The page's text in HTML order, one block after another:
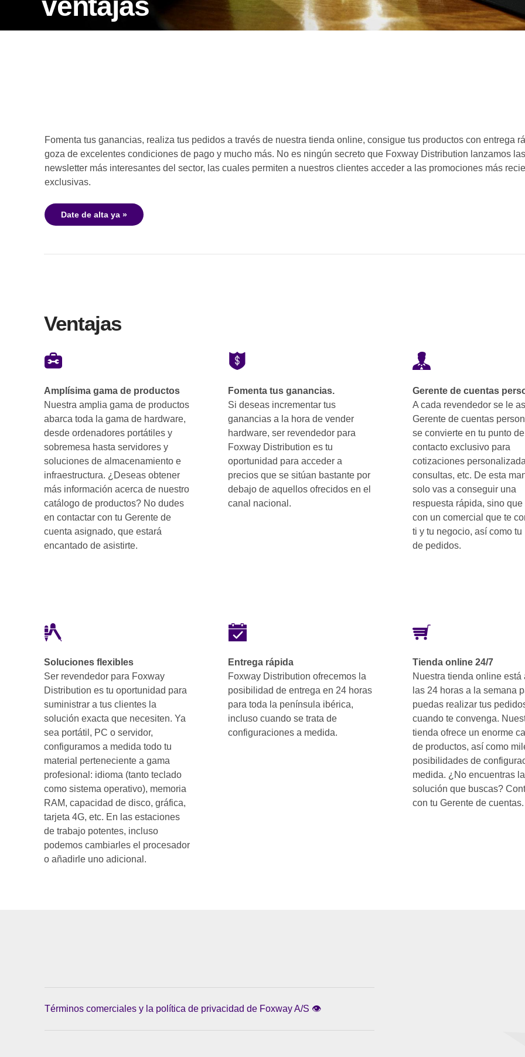
Fomenta tus ganancias, realiza tus pedidos a través de nuestra tienda online, consigue tus productos con entrega
goza de excelentes condiciones de pago y mucho más. No es ningún secreto que Foxway Distribution lanzamos las
newsletter más interesantes del sector, las cuales permiten a nuestros clientes acceder a las promociones más
exclusivas.
Date de alta ya »
Ventajas
Amplísima gama de productos
Nuestra amplia gama de productos
abarca toda la gama de hardware,
desde ordenadores portátiles y
sobremesa hasta servidores y
soluciones de almacenamiento e
infraestructura. ¿Deseas obtener
más información acerca de nuestro
catálogo de productos? No dudes
en contactar con tu Gerente de
cuenta asignado, que estará
encantado de asistirte.
Fomenta tus ganancias.
Si deseas incrementar tus
ganancias a la hora de vender
hardware, ser revendedor para
Foxway Distribution es tu
oportunidad para acceder a
precios que se sitúan bastante por
debajo de aquellos ofrecidos en el
canal nacional.
Gerente de cuentas
A cada revendedor se le
Gerente de cuentas
se convierte en tu punto de
contacto exclusivo para
cotizaciones
consultas, etc. De esta
solo vas a conseguir una
respuesta rápida, sino que
con un comercial que te
ti y tu negocio, así como tu
de pedidos.
Soluciones flexibles
Ser revendedor para Foxway
Distribution es tu oportunidad para
suministrar a tus clientes la
solución exacta que necesiten. Ya
sea portátil, PC o servidor,
configuramos a medida todo tu
material perteneciente a gama
profesional: idioma (tanto teclado
como sistema operativo), memoria
RAM, capacidad de disco, gráfica,
tarjeta 4G, etc. En las estaciones
de trabajo potentes, incluso
podemos cambiarles el procesador
o añadirle uno adicional.
Entrega rápida
Foxway Distribution ofrecemos la
posibilidad de entrega en 24 horas
para toda la península ibérica,
incluso cuando se trata de
configuraciones a medida.
Tienda online 24/7
Nuestra tienda online está
las 24 horas a la semana
puedas realizar tus
cuando te convenga.
tienda ofrece un enorme
de productos, así como
posibilidades de
medida. ¿No encuentras la
solución que buscas?
con tu Gerente de cuentas.
Términos comerciales y la política de privacidad de Foxway A/S 👁